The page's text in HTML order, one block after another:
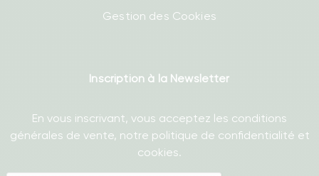
Gestion des Cookies
Inscription à la Newsletter
En vous inscrivant, vous acceptez les conditions
générales de vente, notre politique de confidentialité et
cookies.